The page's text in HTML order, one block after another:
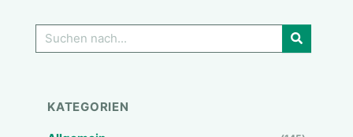
GO!
KATEGORIEN